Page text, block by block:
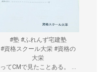
#塾 #ふれんず宅建塾
#資格スクール大栄 #資格の
大栄
ってCMで見たことある。
...